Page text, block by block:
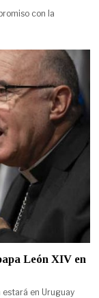
con la
León XIV en
en Uruguay